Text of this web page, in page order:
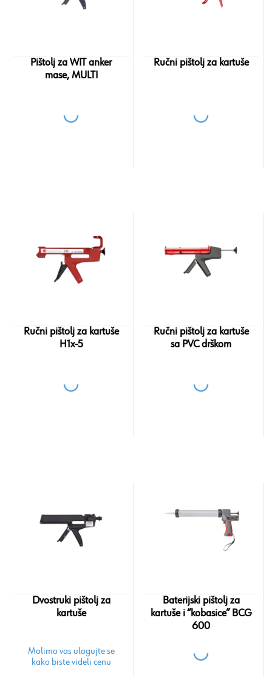
Pištolj za WIT anker
mase, MULTI
Ručni pištolj za kartuše
Ručni pištolj za kartuše
H1x-5
Ručni pištolj za kartuše
sa PVC drškom
Dvostruki pištolj za
kartuše
Molimo vas ulogujte se
kako biste videli cenu
Baterijski pištolj za
kartuše i “kobasice” BCG
600